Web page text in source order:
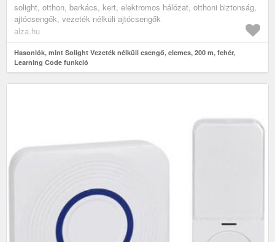
solight, otthon, barkács, kert, elektromos hálózat, otthoni biztonság,
ajtócsengők, vezeték nélküli ajtócsengők
alza.hu
Hasonlók, mint Solight Vezeték nélküli csengő, elemes, 200 m, fehér,
Learning Code funkció